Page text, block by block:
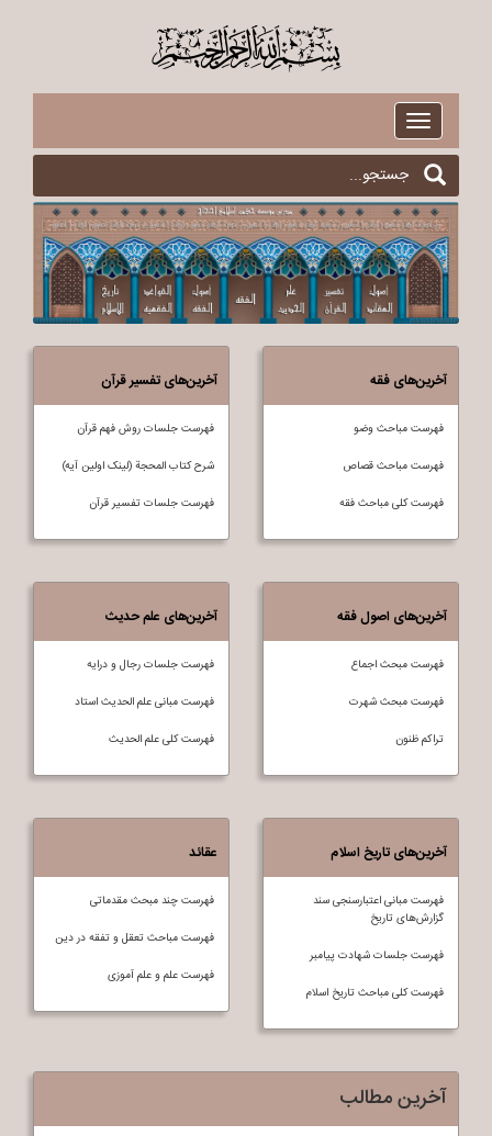
$
Toggle
navigation
آخرین‌های فقه
فهرست مباحث وضو
فهرست مباحث قصاص
فهرست کلی مباحث فقه
آخرین‌های اصول فقه
فهرست مبحث اجماع
فهرست مبحث شهرت
تراکم ظنون
آخرین‌های تاریخ اسلام
فهرست مبانی اعتبارسنجی سند
گزارش‌های تاریخ
فهرست جلسات شهادت پیامبر
فهرست کلی مباحث تاريخ اسلام
آخرین‌های تفسیر قرآن
فهرست جلسات روش فهم قرآن
شرح کتاب المحجة (لینک اولین آیه)
فهرست جلسات تفسير قرآن
آخرین‌های علم حدیث
فهرست جلسات رجال و درایه
فهرست مبانی علم الحدیث استاد
فهرست کلی علم الحديث
عقائد
فهرست چند مبحث مقدماتی
فهرست مباحث تعقل و تفقه در دين
فهرست علم و علم آموزی
آخرین مطالب